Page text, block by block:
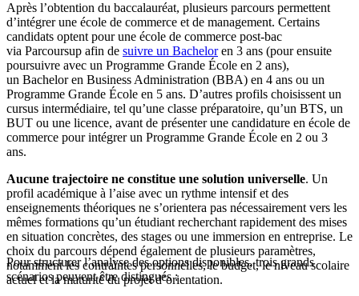
Après l’obtention du baccalauréat, plusieurs parcours permettent
d’intégrer une école de commerce et de management. Certains
candidats optent pour une école de commerce post-bac
via Parcoursup afin de suivre un Bacheloren 3 ans (pour ensuite
poursuivre avec un Programme Grande École en 2 ans),
un Bachelor en Business Administration (BBA) en 4 ans ou un
Programme Grande École en 5 ans. D’autres profils choisissent un
cursus intermédiaire, tel qu’une classe préparatoire, qu’un BTS, un
BUT ou une licence, avant de présenter une candidature en école de
commerce pour intégrer un Programme Grande École en 2 ou 3
ans.
Aucune trajectoire ne constitue une solution universelle. Un
profil académique à l’aise avec un rythme intensif et des
enseignements théoriques ne s’orientera pas nécessairement vers les
mêmes formations qu’un étudiant recherchant rapidement des mises
en situation concrètes, des stages ou une immersion en entreprise. Le
choix du parcours dépend également de plusieurs paramètres,
notamment les contraintes personnelles, le budget, le niveau scolaire
actuel et la maturité du projet d’orientation.
Pour structurer l’analyse des options disponibles, trois grands
scénarios peuvent être distingués :